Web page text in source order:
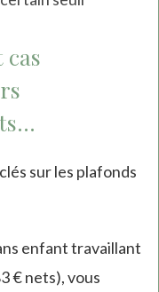
cas
sur les plafonds
enfant travaillant
€ nets), vous